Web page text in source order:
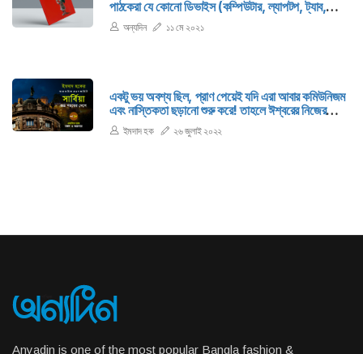
পাঠকেরা যে কোনো ডিভাইস (কম্পিউটার, ল্যাপটপ, ট্যাব,
মোবাইল ফোন) থেকে Www.anyadinbd.com
ব্রাউজ করে ‌'অন্যদিন ঈদসংখ্যা ২০২১'টি পড়তে পারবেন ই-
অন্যদিন ১১ মে ২০২১
একটু ভয় অবশ্য ছিল, প্রাণ পেয়েই যদি এরা আবার কমিউনিজম
এবং নাস্তিকতা ছড়ানো শুরু করে! তাহলে ঈশ্বরের নিজের
অস্তিত্ব নিয়েই টানাটানি পড়বে। কিন্তু একি! ১০ মিনিটের
জন্য প্রাণ পেয়েই লেলিন-স্ট্যালিন দৌড়ে গেলেন ঝোপের
ইমদাদ হক ২৬ জুলাই ২০২২
Anyadin is one of the most popular Bangla fashion &